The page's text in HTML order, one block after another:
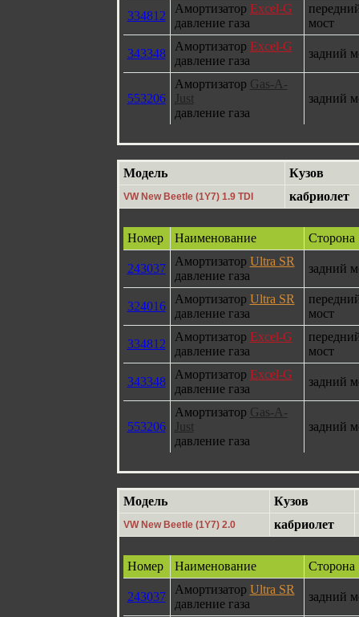
334812
Амортизатор Excel-G
давление газа
мост
343348
Амортизатор Excel-G
давление газа
задний
553206
Амортизатор Gas-A-
Just
давление газа
задний
Модель Кузов
VW New Beetle (1Y7) 1.9 TDI кабриолет
Номер Наименование Сторона
243037
Амортизатор Ultra SR
давление газа
задний
324016
Амортизатор Ultra SR
давление газа
мост
334812
Амортизатор Excel-G
давление газа
мост
343348
Амортизатор Excel-G
давление газа
задний
553206
Амортизатор Gas-A-
Just
давление газа
задний
Модель Кузов
VW New Beetle (1Y7) 2.0 кабриолет
Номер Наименование Сторона
243037
Амортизатор Ultra SR
давление газа
задний